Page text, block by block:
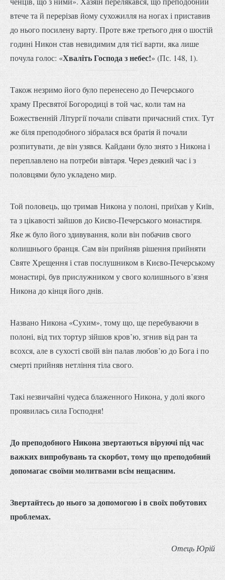
втече та й перерізав йому сухожилля на ногах і приставив
до нього посилену варту. Проте вже третього дня о шостій
годині Никон став невидимим для тієї варти, яка лише
почула голос: «Хваліть Господа з небес!» (Пс. 148, 1).
Також незримо його було перенесено до Печерського
храму Пресвятої Богородиці в той час, коли там на
Божественній Літургії почали співати причасний стих. Тут
же біля преподобного зібралася вся братія й почали
розпитувати, де він узявся. Кайдани було знято з Никона і
переплавлено на потреби вівтаря. Через деякий час і з
половцями було укладено мир.
Той половець, що тримав Никона у полоні, приїхав у Київ,
та з цікавості зайшов до Києво-Печерського монастиря.
Яке ж було його здивування, коли він побачив свого
колишнього бранця. Сам він прийняв рішення прийняти
Святе Хрещення і став послушником в Києво-Печерському
монастирі, був прислужником у свого колишнього в’язня
Никона до кінця його днів.
Названо Никона «Сухим», тому що, ще перебуваючи в
полоні, від тих тортур зійшов кров’ю, згнив від ран та
всохся, але в сухості своїй він палав любов’ю до Бога і по
смерті прийняв нетління тіла свого.
Такі незвичайні чудеса блаженного Никона, у долі якого
проявилась сила Господня!
До преподобного Никона звертаються віруючі під час
важких випробувань та скорбот, тому що преподобний
допомагає своїми молитвами всім нещасним.
Звертайтесь до нього за допомогою і в своїх побутових
проблемах.
Отець Юрій